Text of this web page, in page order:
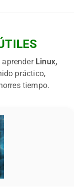
aprender Linux,
práctico,
tiempo.